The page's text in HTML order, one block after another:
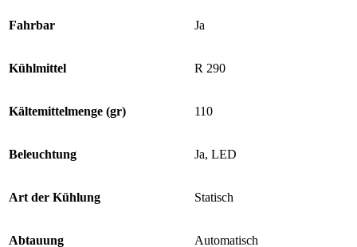
Fahrbar Ja
Kühlmittel R 290
Kältemittelmenge (gr) 110
Beleuchtung Ja, LED
Art der Kühlung Statisch
Abtauung Automatisch